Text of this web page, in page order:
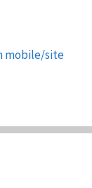
mobile/site